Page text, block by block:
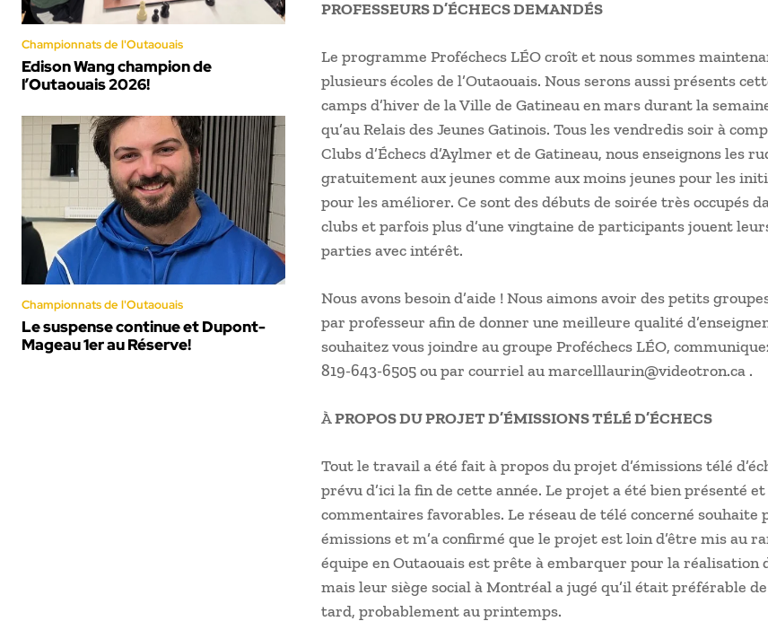
Championnats de l'Outaouais
Edison Wang champion de
l’Outaouais 2026!
Championnats de l'Outaouais
Le suspense continue et Dupont-
Mageau 1er au Réserve!
PROFESSEURS D’ÉCHECS DEMANDÉS
Le programme Proféchecs LÉO croît et nous sommes
plusieurs écoles de l’Outaouais. Nous serons aussi présents
camps d’hiver de la Ville de Gatineau en mars durant la
qu’au Relais des Jeunes Gatinois. Tous les vendredis soir à
Clubs d’Échecs d’Aylmer et de Gatineau, nous enseignons les
gratuitement aux jeunes comme aux moins jeunes pour les
pour les améliorer. Ce sont des débuts de soirée très occupés
clubs et parfois plus d’une vingtaine de participants jouent
parties avec intérêt.
Nous avons besoin d’aide ! Nous aimons avoir des petits
par professeur afin de donner une meilleure qualité
souhaitez vous joindre au groupe Proféchecs LÉO,
819-643-6505 ou par courriel au marcelllaurin@videotron.ca .
ÀPROPOS DU PROJET D’ÉMISSIONS TÉLÉ D’ÉCHECS
Tout le travail a été fait à propos du projet d’émissions télé
prévu d’ici la fin de cette année. Le projet a été bien présenté
commentaires favorables. Le réseau de télé concerné souhaite
émissions et m’a confirmé que le projet est loin d’être mis au
équipe en Outaouais est prête à embarquer pour la réalisation
mais leur siège social à Montréal a jugé qu’il était préférable
tard, probablement au printemps.